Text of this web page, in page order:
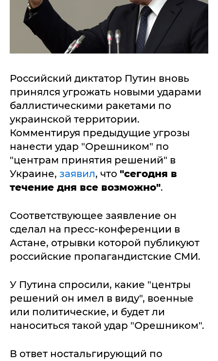
Российский диктатор Путин вновь
принялся угрожать новыми ударами
баллистическими ракетами по
украинской территории.
Комментируя предыдущие угрозы
нанести удар "Орешником" по
"центрам принятия решений" в
Украине, заявил, что "сегодня в
течение дня все возможно".
Соответствующее заявление он
сделал на пресс-конференции в
Астане, отрывки которой публикуют
российские пропагандистские СМИ.
У Путина спросили, какие "центры
решений он имел в виду", военные
или политические, и будет ли
наноситься такой удар "Орешником".
В ответ ностальгирующий по